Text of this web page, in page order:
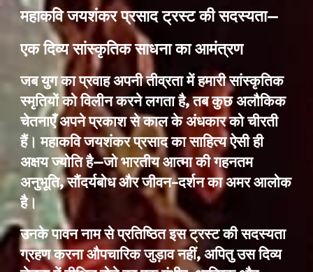
महाकवि जयशंकर प्रसाद ट्रस्ट की सदस्यता—
एक दिव्य सांस्कृतिक साधना का आमंत्रण
जब युग का प्रवाह अपनी तीव्रता में हमारी सांस्कृतिक
स्मृतियों को विलीन करने लगता है, तब कुछ अलौकिक
चेतनाएँ अपने प्रकाश से काल के अंधकार को चीरती
हैं। महाकवि जयशंकर प्रसाद का साहित्य ऐसी ही
अक्षय ज्योति है—जो भारतीय आत्मा की गहनतम
अनुभूति, सौंदर्यबोध और जीवन-दर्शन का अमर आलोक
है।
उनके पावन नाम से प्रतिष्ठित इस ट्रस्ट की सदस्यता
ग्रहण करना औपचारिक जुड़ाव नहीं, अपितु उस दिव्य